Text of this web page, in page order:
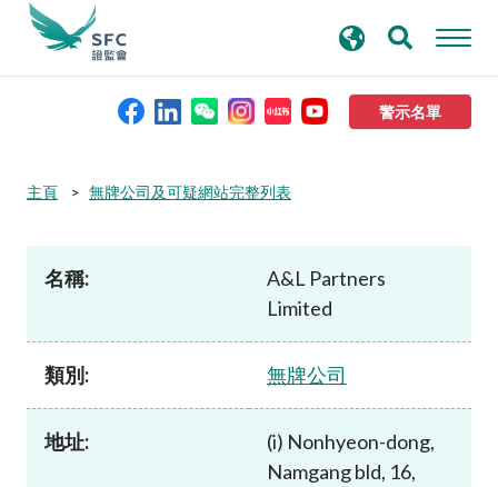
警示名單
本會簡介
資料庫
新聞稿及公布
尋
主頁 無牌公司及可疑網站完整列表
名稱:
A&L Partners
Limited
類別: 無牌公司
地址:
(i) Nonhyeon-dong,
Namgang bld, 16,